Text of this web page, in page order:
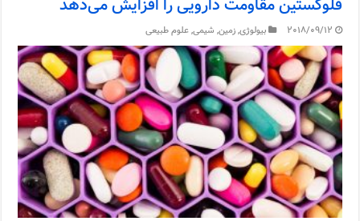
فلوکستین مقاومت دارویی را افزایش می‌دهد
2018/09/12 بیولوژی,زمین, شیمی,علوم طبیعی